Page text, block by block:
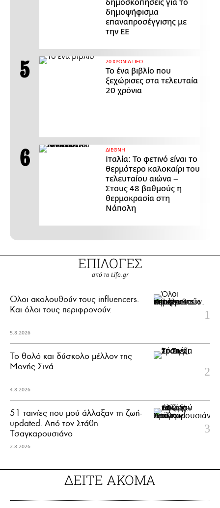
δημοσκοπήσεις για το
δημοψήφισμα
επαναπροσέγγισης με
την ΕΕ
20 ΧΡΟΝΙΑ LIFO
Το ένα βιβλίο που
ξεχώρισες στα τελευταία
20 χρόνια
ΔΙΕΘΝΗ
Ιταλία: Το φετινό είναι το
θερμότερο καλοκαίρι του
τελευταίου αιώνα –
Στους 48 βαθμούς η
θερμοκρασία στη
Νάπολη
ΕΠΙΛΟΓΕΣ
από το Lifo.gr
Όλοι ακολουθούν τους influencers.
Και όλοι τους περιφρονούν.
5.8.2026
Το θολό και δύσκολο μέλλον της
Μονής Σινά
4.8.2026
51 ταινίες που μού άλλαξαν τη ζωή-
updated. Aπό τον Στάθη
Τσαγκαρουσιάνο
2.8.2026
ΔΕΙΤΕ ΑΚΟΜΑ